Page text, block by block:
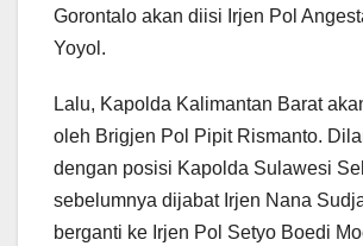
Gorontalo akan diisi Irjen Pol
Yoyol.
Lalu, Kapolda Kalimantan Barat
oleh Brigjen Pol Pipit Rismanto.
dengan posisi Kapolda Sulawesi
sebelumnya dijabat Irjen Nana
berganti ke Irjen Pol Setyo Boedi